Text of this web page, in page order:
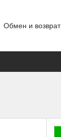
Обмен и возврат